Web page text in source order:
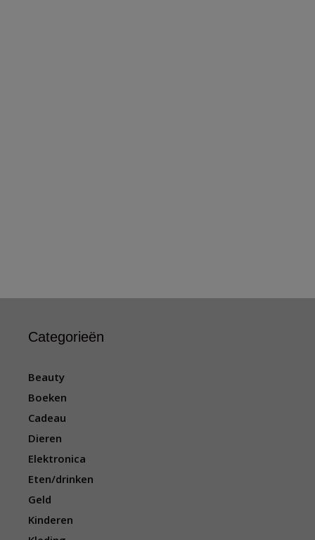
Categorieën
Beauty
Boeken
Cadeau
Dieren
Elektronica
Eten/drinken
Geld
Kinderen